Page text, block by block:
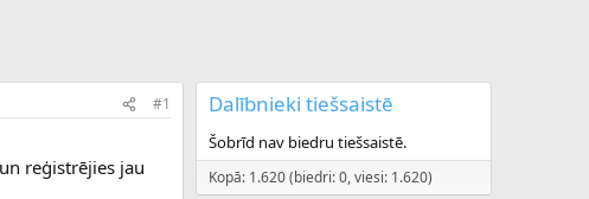
#1
reģistrējies jau
Dalībnieki tiešsaistē
Šobrīd nav biedru tiešsaistē.
Kopā: 1.620 (biedri: 0, viesi: 1.620)